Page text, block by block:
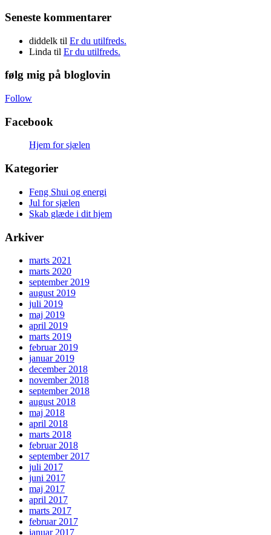
Seneste kommentarer
diddelk til Er du utilfreds.
Linda til Er du utilfreds.
følg mig på bloglovin
Follow
Facebook
Hjem for sjælen
Kategorier
Feng Shui og energi
Jul for sjælen
Skab glæde i dit hjem
Arkiver
marts 2021
marts 2020
september 2019
august 2019
juli 2019
maj 2019
april 2019
marts 2019
februar 2019
januar 2019
december 2018
november 2018
september 2018
august 2018
maj 2018
april 2018
marts 2018
februar 2018
september 2017
juli 2017
juni 2017
maj 2017
april 2017
marts 2017
februar 2017
januar 2017